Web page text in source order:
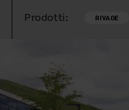
Prodotti: RIVAGE